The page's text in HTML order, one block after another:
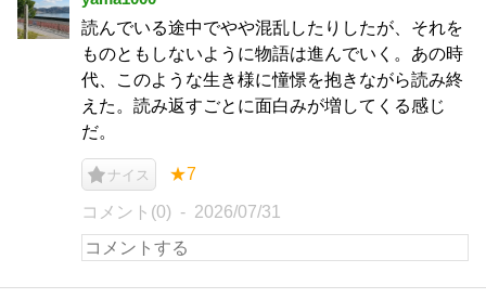
読んでいる途中でやや混乱したりしたが、それを
ものともしないように物語は進んでいく。あの時
代、このような生き様に憧憬を抱きながら読み終
えた。読み返すごとに面白みが増してくる感じ
だ。
ナイス ★7
コメント(0) 2026/07/31